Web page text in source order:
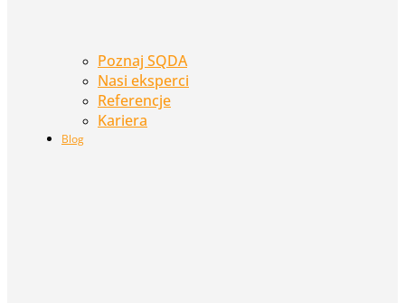
Poznaj SQDA
Nasi eksperci
Referencje
Kariera
Blog